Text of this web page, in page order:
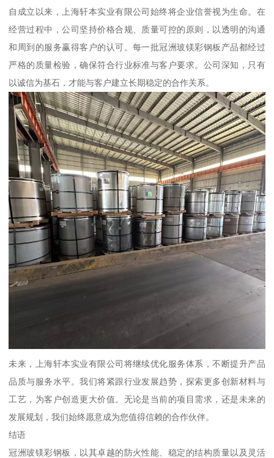
自成立以来，上海轩本实业有限公司始终将企业信誉视为生命。在
经营过程中，公司坚持价格合规、质量可控的原则，以透明的沟通
和周到的服务赢得客户的认可。每一批冠洲玻镁彩钢板产品都经过
严格的质量检验，确保符合行业标准与客户要求。公司深知，只有
以诚信为基石，才能与客户建立长期稳定的合作关系。
未来，上海轩本实业有限公司将继续优化服务体系，不断提升产品
品质与服务水平。我们将紧跟行业发展趋势，探索更多创新材料与
工艺，为客户创造更大价值。无论是当前的项目需求，还是未来的
发展规划，我们始终愿意成为您值得信赖的合作伙伴。
结语
冠洲玻镁彩钢板，以其卓越的防火性能、稳定的结构质量以及灵活